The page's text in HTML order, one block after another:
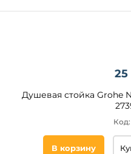
25
Душевая стойка Grohe
В корзину